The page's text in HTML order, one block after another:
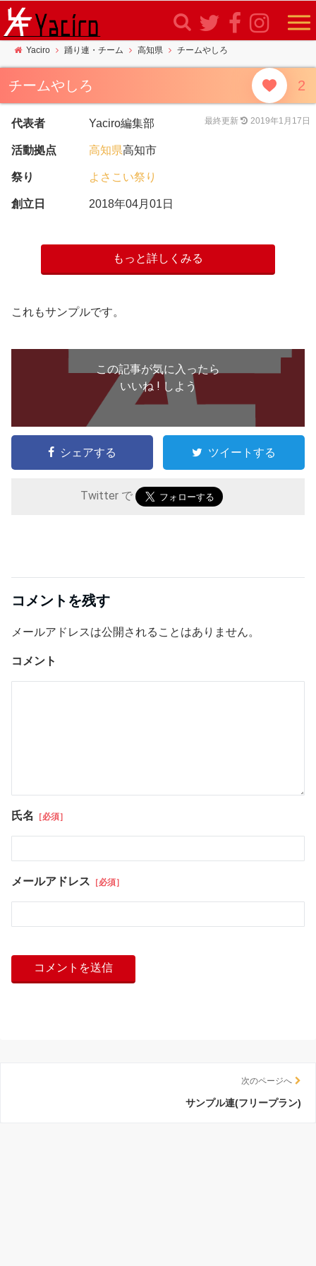
Yaciro 踊り連・チーム 高知県 チームやしろ
チームやしろ 2
最終更新 2019年1月17日
代表者 Yaciro編集部
活動拠点 高知県高知市
祭り よさこい祭り
創立日 2018年04月01日
もっと詳しくみる
これもサンプルです。
この記事が気に入ったら
いいね ! しよう
シェアする ツイートする
Twitter で
コメントを残す
メールアドレスは公開されることはありません。
コメント
氏名 ［必須］
メールアドレス ［必須］
次のページへ
サンプル連(フリープラン)